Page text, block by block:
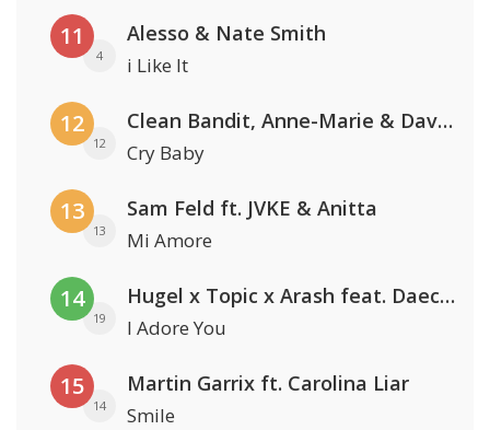
11
4
Alesso & Nate Smith
i Like It
12
12
Clean Bandit, Anne-Marie & David Guetta
Cry Baby
13
13
Sam Feld ft. JVKE & Anitta
Mi Amore
14
19
Hugel x Topic x Arash feat. Daecolm
I Adore You
15
14
Martin Garrix ft. Carolina Liar
Smile